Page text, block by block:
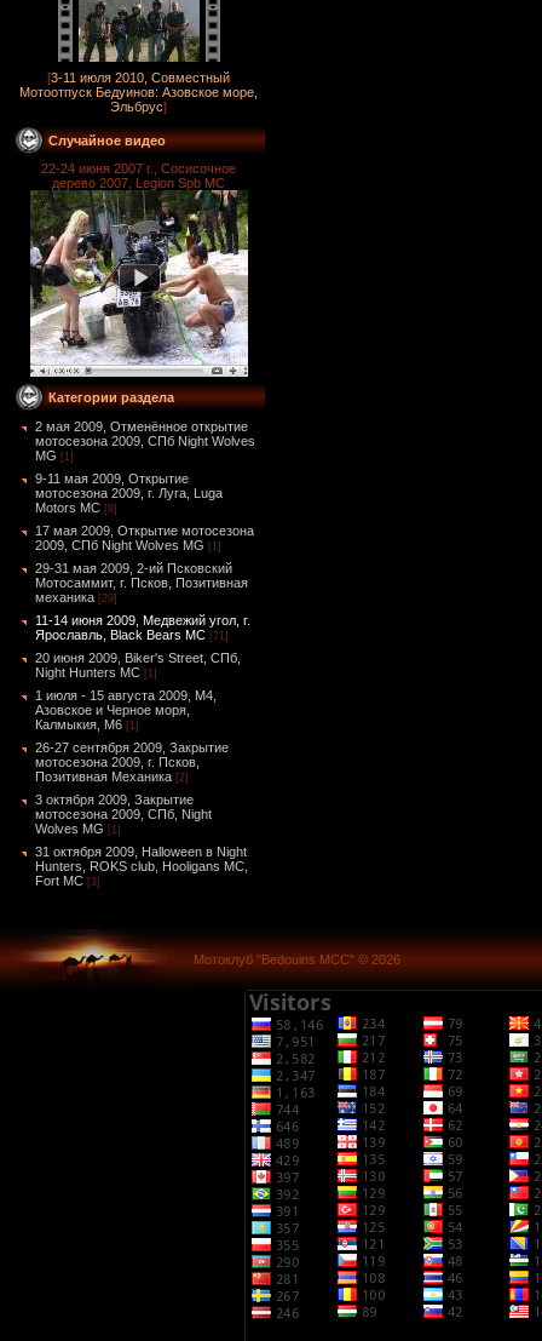
[3-11 июля 2010, Совместный
Мотоотпуск Бедуинов: Азовское море,
Эльбрус]
Случайное видео
22-24 июня 2007 г., Сосисочное
дерево 2007, Legion Spb MC
Категории раздела
2 мая 2009, Отменённое открытие
мотосезона 2009, СПб Night Wolves
MG [1]
9-11 мая 2009, Открытие
мотосезона 2009, г. Луга, Luga
Motors MC [8]
17 мая 2009, Открытие мотосезона
2009, СПб Night Wolves MG [1]
29-31 мая 2009, 2-ий Псковский
Мотосаммит, г. Псков, Позитивная
механика [29]
11-14 июня 2009, Медвежий угол, г.
Ярославль, Black Bears MC [71]
20 июня 2009, Biker's Street, СПб,
Night Hunters MC [1]
1 июля - 15 августа 2009, М4,
Азовское и Черное моря,
Калмыкия, М6 [1]
26-27 сентября 2009, Закрытие
мотосезона 2009, г. Псков,
Позитивная Механика [2]
3 октября 2009, Закрытие
мотосезона 2009, СПб, Night
Wolves MG [1]
31 октября 2009, Halloween в Night
Hunters, ROKS club, Hooligans MC,
Fort MC [3]
Мотоклуб "Bedouins MCC" © 2026